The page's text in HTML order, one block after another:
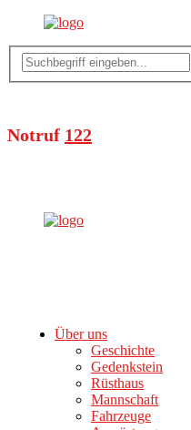
Notruf 122
Über uns
Geschichte
Gedenkstein
Rüsthaus
Mannschaft
Fahrzeuge